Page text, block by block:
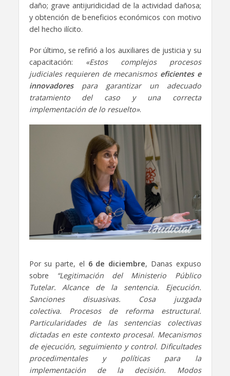
daño; grave antijuridicidad de la actividad dañosa;
y obtención de beneficios económicos con motivo
del hecho ilícito.
Por último, se refirió a los auxiliares de justicia y su
capacitación: «Estos complejos procesos
judiciales requieren de mecanismos eficientes e
innovadorespara garantizar un adecuado
tratamiento del caso y una correcta
implementación de lo resuelto».
Por su parte, el 6 de diciembre, Danas expuso
sobre
“Legitimación del Ministerio Público
Tutelar. Alcance de la sentencia. Ejecución.
Sanciones disuasivas. Cosa juzgada
colectiva. Procesos de reforma estructural.
Particularidades de las sentencias colectivas
dictadas en este contexto procesal. Mecanismos
de ejecución, seguimiento y control. Dificultades
procedimentales y políticas para la
implementación de la decisión. Modos